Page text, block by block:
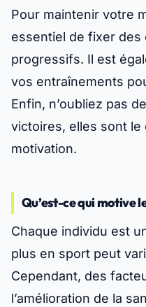
Pour maintenir votre
essentiel de fixer
progressifs. Il est
vos entraînements
Enfin, n’oubliez pas
victoires, elles sont
motivation.
Qu’est-ce qui motive
Chaque individu est
plus en sport peut
Cependant, des
l’amélioration de la